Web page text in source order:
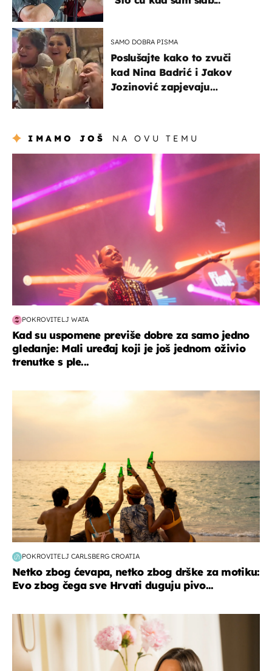
SAMO DOBRA PISMA
Poslušajte kako to zvuči
kad Nina Badrić i Jakov
Jozinović zapjevaju
IMAMO JOŠ NA OVU TEMU
POKROVITELJ WATA
Kad su uspomene previše dobre za samo jedno
gledanje: Mali uređaj koji je još jednom oživio
trenutke s ple...
POKROVITELJ CARLSBERG CROATIA
Netko zbog ćevapa, netko zbog drške za motiku:
Evo zbog čega sve Hrvati duguju pivo...
moda & ljepota